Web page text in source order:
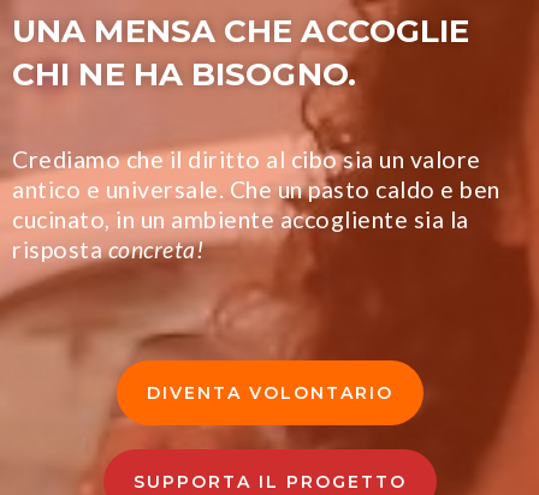
UNA MENSA CHE ACCOGLIE
CHI NE HA BISOGNO.
Crediamo che il diritto al cibo sia un valore
antico e universale. Che un pasto caldo e ben
cucinato, in un ambiente accogliente sia la
rispostaconcreta!
DIVENTA VOLONTARIO
SUPPORTA IL PROGETTO